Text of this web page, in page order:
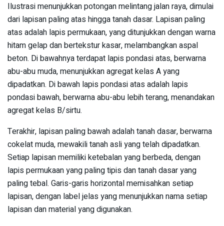
Ilustrasi menunjukkan potongan melintang jalan raya, dimulai
dari lapisan paling atas hingga tanah dasar. Lapisan paling
atas adalah lapis permukaan, yang ditunjukkan dengan warna
hitam gelap dan bertekstur kasar, melambangkan aspal
beton. Di bawahnya terdapat lapis pondasi atas, berwarna
abu-abu muda, menunjukkan agregat kelas A yang
dipadatkan. Di bawah lapis pondasi atas adalah lapis
pondasi bawah, berwarna abu-abu lebih terang, menandakan
agregat kelas B/sirtu.
Terakhir, lapisan paling bawah adalah tanah dasar, berwarna
cokelat muda, mewakili tanah asli yang telah dipadatkan.
Setiap lapisan memiliki ketebalan yang berbeda, dengan
lapis permukaan yang paling tipis dan tanah dasar yang
paling tebal. Garis-garis horizontal memisahkan setiap
lapisan, dengan label jelas yang menunjukkan nama setiap
lapisan dan material yang digunakan.